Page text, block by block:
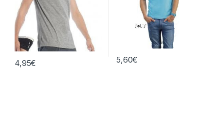
4,95€ 5,60€